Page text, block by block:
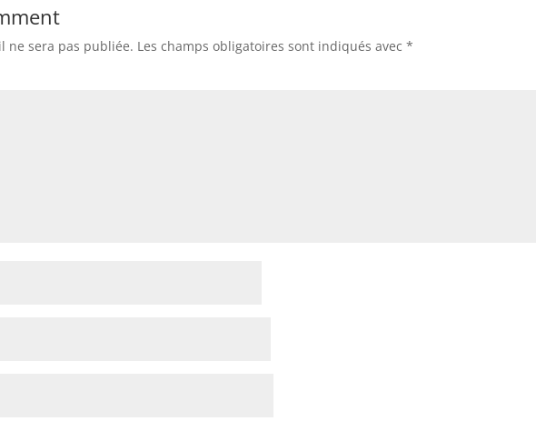
ne sera pas publiée. Les champs obligatoires sont indiqués avec*